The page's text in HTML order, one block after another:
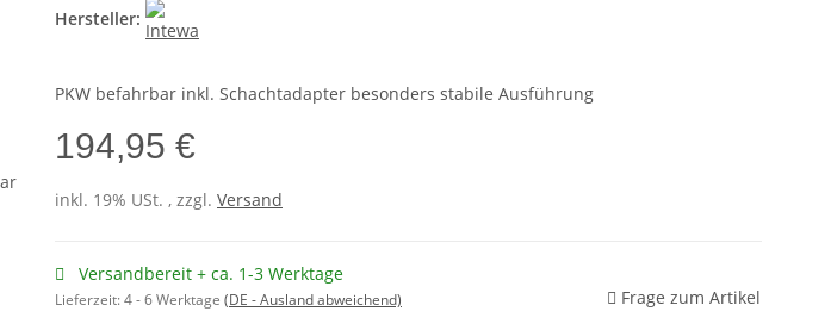
Hersteller:
PKW befahrbar inkl. Schachtadapter besonders stabile Ausführung
194,95 €
inkl. 19% USt. , zzgl. Versand
Versandbereit + ca. 1-3 Werktage
Lieferzeit:4 - 6 Werktage (DE - Ausland abweichend) Frage zum Artikel